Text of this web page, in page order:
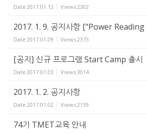
Date 2017.01.12 Views2302
2017. 1. 9. 공지사항 ["Power Reading
Date 2017.01.09 Views2373
[공지] 신규 프로그램 Start Camp 출시
Date 2017.01.03 Views3014
2017. 1. 2. 공지사항
Date 2017.01.02 Views2139
74기 TMET교육 안내